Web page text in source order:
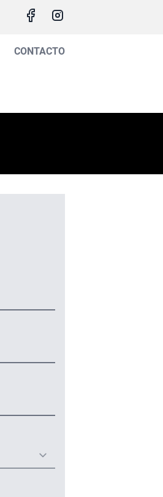
CONTACTO